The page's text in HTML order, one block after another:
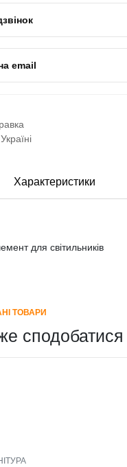
email
Характеристики
для світильників
ТОВАРИ
сподобатися